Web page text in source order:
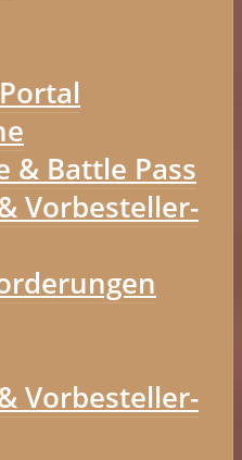
& Battle Pass
Vorbesteller-
Vorbesteller-